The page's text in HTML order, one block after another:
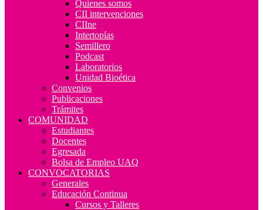
Quienes somos
CII intervenciones
CIIne
Intertopías
Semillero
Podcast
Laboratorios
Unidad Bioética
Convenios
Publicaciones
Trámites
COMUNIDAD
Estudiantes
Docentes
Egresada
Bolsa de Empleo UAQ
CONVOCATORIAS
Generales
Educación Continua
Cursos y Talleres